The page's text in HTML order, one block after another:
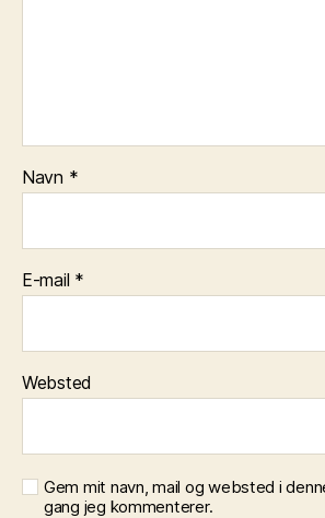
Navn *
E-mail *
Websted
Gem mit navn, mail og websted i
gang jeg kommenterer.